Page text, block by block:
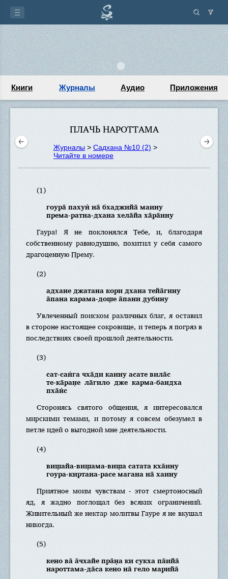
Книги Журналы Аудио Приложения
ПЛАЧЬ НАРОТТАМА
Журналы > Садхана №10 (2) >
Читайте в номере
(1)
гоура̄ пахун̇ на̄ бхаджийа̄ маину
према-ратна-дхана хела̄йа ха̄ра̄ину
Гаура! Я не поклонялся Тебе, и, благодаря
собственному равнодушию, похитил у себя самого
драгоценную Прему.
(2)
адхане джатана кори дхана тейа̄гину
а̄пана карама-дош̣е а̄пани д̣убину
Увлеченный поиском различных благ, я оставил
в стороне настоящее сокровище, и теперь я погряз в
последствиях своей прошлой деятельности.
(3)
сат-сан̇га чха̄ди каину асате вила̄с
те-ка̄ран̣е ла̄гило дже карма-бандха
пха̄н̇с
Сторонясь святого общения, я интересовался
мирскими темами, и потому я совсем обезумел в
петле идей о выгодной мне деятельности.
(4)
виш̣айа-виш̣ама-виш̣а сатата кха̄ину
гоура-киртана-расе магана на̄ хаину
Приятное моим чувствам - этот смертоносный
яд, я жадно поглощал без всяких ограничений.
Живительный же нектар молитвы Гауре я не вкушал
никогда.
(5)
кено ва̄ а̄чхайе пра̄н̣а ки сукха па̄ийа̄
нароттама-да̄са кено на̄ гело марийа̄